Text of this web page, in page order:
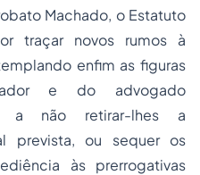
Machado, o Estatuto
traçar novos rumos à
enfim as figuras
e do advogado
a não retirar-lhes a
prevista, ou sequer os
às prerrogativas